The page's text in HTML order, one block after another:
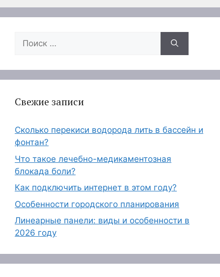
Поиск:
Свежие записи
Сколько перекиси водорода лить в бассейн и
фонтан?
Что такое лечебно-медикаментозная
блокада боли?
Как подключить интернет в этом году?
Особенности городского планирования
Линеарные панели: виды и особенности в
2026 году